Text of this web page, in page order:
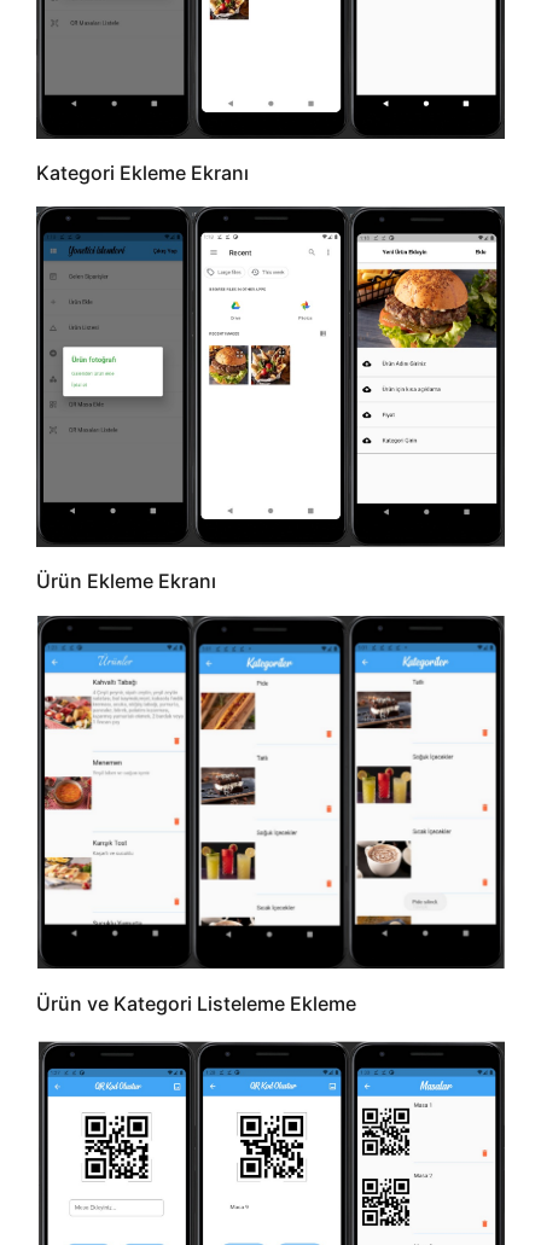
Kategori Ekleme Ekranı
Ürün Ekleme Ekranı
Ürün ve Kategori Listeleme Ekleme